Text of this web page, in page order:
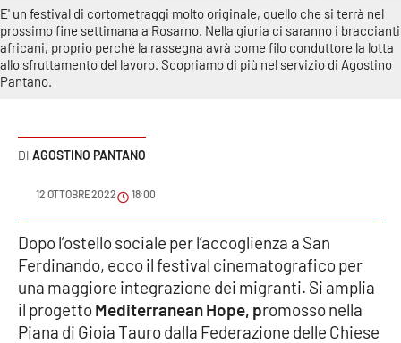
Sport
Cultura
Meteo
VIDEO
Ambiente
E' un festival di cortometraggi molto originale, quello che si terrà nel
prossimo fine settimana a Rosarno. Nella giuria ci saranno i braccianti
africani, proprio perché la rassegna avrà come filo conduttore la lotta
allo sfruttamento del lavoro. Scopriamo di più nel servizio di Agostino
Pantano.
AGOSTINO PANTANO
12 OTTOBRE 2022 18:00
Dopo l’ostello sociale per l’accoglienza a San
Ferdinando, ecco il festival cinematografico per
una maggiore integrazione dei migranti. Si amplia
il progettoMediterranean Hope, promosso nella
Piana di Gioia Tauro dalla Federazione delle Chiese